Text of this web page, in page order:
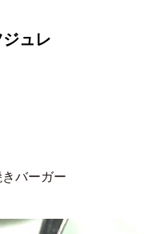
ュレ
バーガー